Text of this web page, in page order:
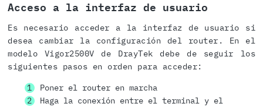
Acceso a la interfaz de usuario
Es necesario acceder a la interfaz de usuario si
desea cambiar la configuración del router. En el
modelo Vigor2500V de DrayTek debe de seguir los
siguientes pasos en orden para acceder:
Poner el router en marcha
Haga la conexión entre el terminal y el